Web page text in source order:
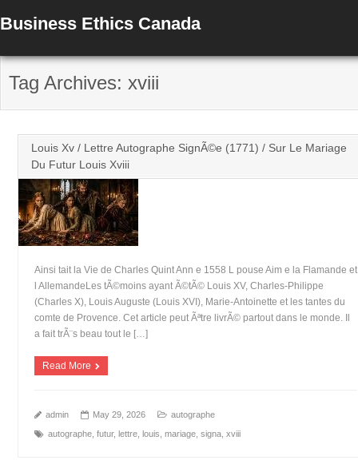
Business Ethics Canada
Tag Archives: xviii
Louis Xv / Lettre Autographe SignÃ©e (1771) / Sur Le Mariage
Du Futur Louis Xviii
Ainsi tait la Vie de Charles Quint Ann e 1558 L pouse Aim e la Flamande et
l AllemandeLes tÃ©moins ayant Ã©tÃ© Louis XV, Charles-Philippe
(Charles X), Louis Auguste (Louis XVI), Marie-Antoinette et les tantes du
comte de Provence. Cet article peut Ãªtre livrÃ© partout dans le monde. Il
a fait trÃ¨s beau tout le […]
Read More
admin May 29, 2026
autographe
autographe, futur, lettre, louis mariage, signa, xviii